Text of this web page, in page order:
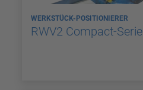
WERKSTÜCK-POSITIONIERER
RWV2 Compact-Serie